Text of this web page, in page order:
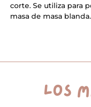
n
a
corte. Se utiliza para
masa de masa blanda.
los